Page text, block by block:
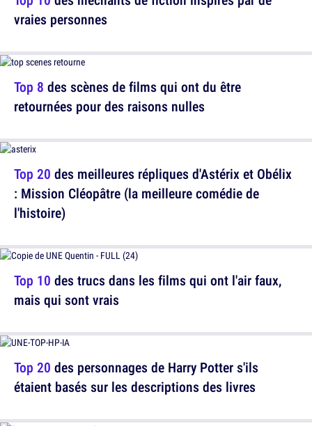
Top 8 des scènes de films qui ont du être
retournées pour des raisons nulles
Top 10 des trucs dans les films qui ont l'air faux,
mais qui sont vrais
vraies personnes
Top 20 des meilleures répliques d'Astérix et Obélix
: Mission Cléopâtre (la meilleure comédie de
l'histoire)
Top 20 des personnages de Harry Potter s'ils
étaient basés sur les descriptions des livres